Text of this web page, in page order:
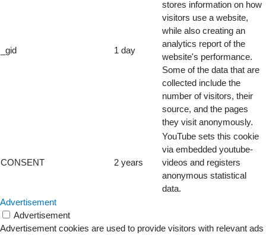
_gid 1 day
stores information on how
visitors use a website,
while also creating an
analytics report of the
website's performance.
Some of the data that are
collected include the
number of visitors, their
source, and the pages
they visit anonymously.
CONSENT 2 years
YouTube sets this cookie
via embedded youtube-
videos and registers
anonymous statistical
data.
Advertisement
Advertisement
Advertisement cookies are used to provide visitors with relevant ads